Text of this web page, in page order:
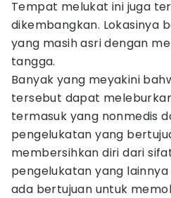
Tempat melukat ini juga
dikembangkan. Lokasinya
yang masih asri dengan
tangga.
Banyak yang meyakini
tersebut dapat
termasuk yang nonmedis
pengelukatan yang
membersihkan diri dari
pengelukatan yang
ada bertujuan untuk